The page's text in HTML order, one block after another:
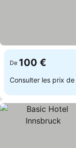
De 100 €
Consulter les prix de